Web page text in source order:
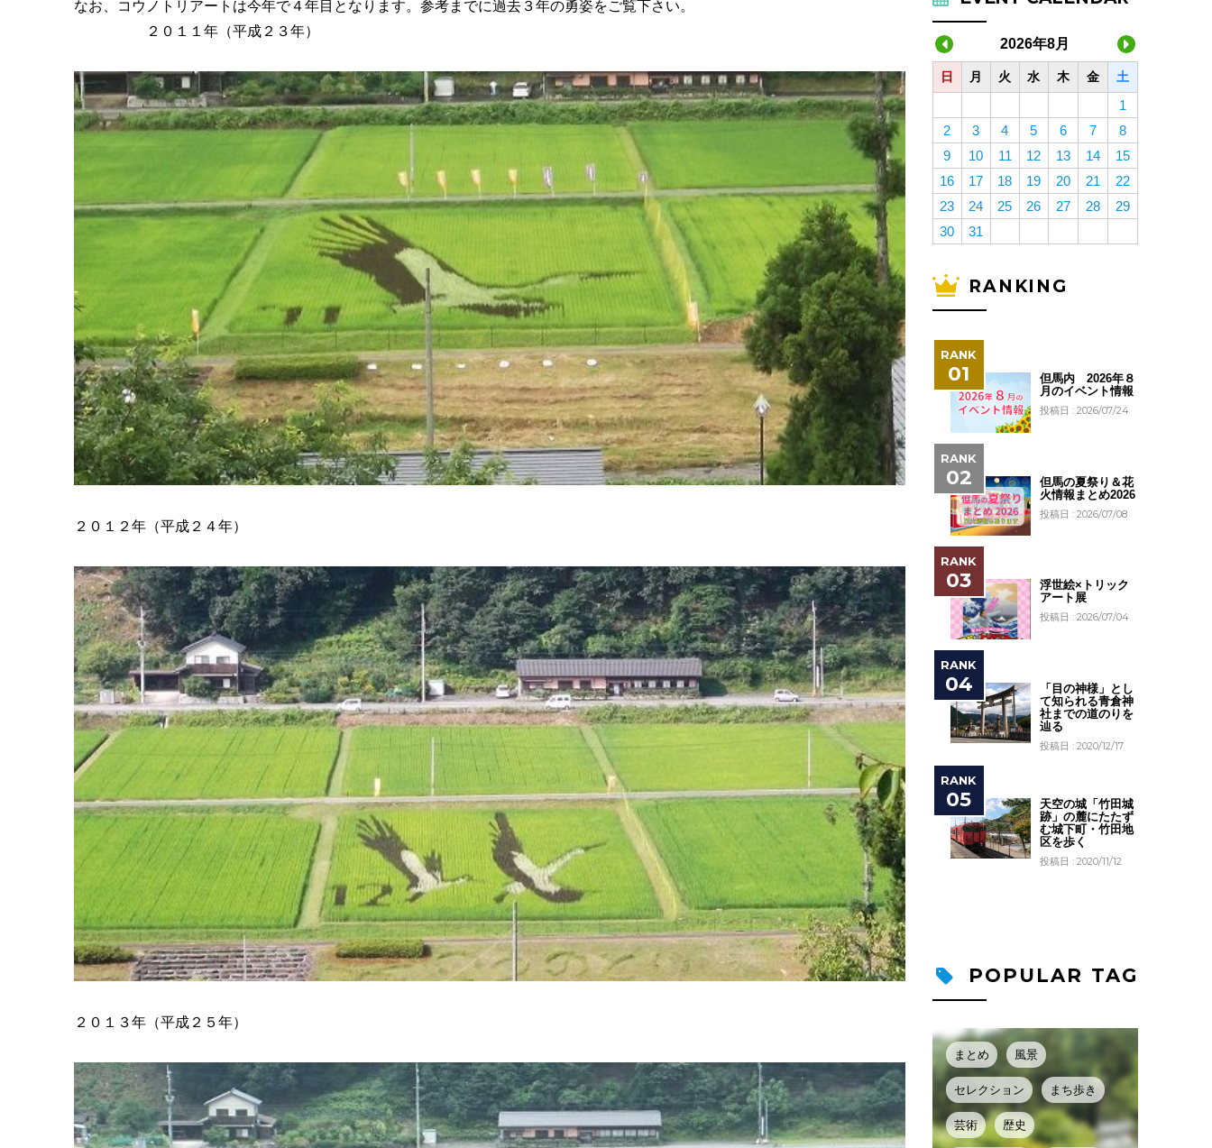
なお、コウノトリアートは今年で４年目となります。参考までに過去３年の勇姿をご覧下さい。
２０１１年（平成２３年）
２０１２年（平成２４年）
２０１３年（平成２５年）
2026年8月
日 月 火 水 木 金 土
1
2
3 4 5 6 7
8
9
10 11 12 13 14
15
16
17 18 19 20 21
22
23
24 25 26 27 28
29
30
31
RANKING
但馬内 2026年８
月のイベント情報
投稿日 : 2026/07/24
但馬の夏祭り＆花
火情報まとめ2026
投稿日 : 2026/07/08
浮世絵×トリック
アート展
投稿日 : 2026/07/04
「目の神様」とし
て知られる青倉神
社までの道のりを
辿る
投稿日 : 2020/12/17
天空の城「竹田城
跡」の麓にたたず
む城下町・竹田地
区を歩く
投稿日 : 2020/11/12
POPULAR TAG
まとめ 風景
セレクション まち歩き
芸術 歴史